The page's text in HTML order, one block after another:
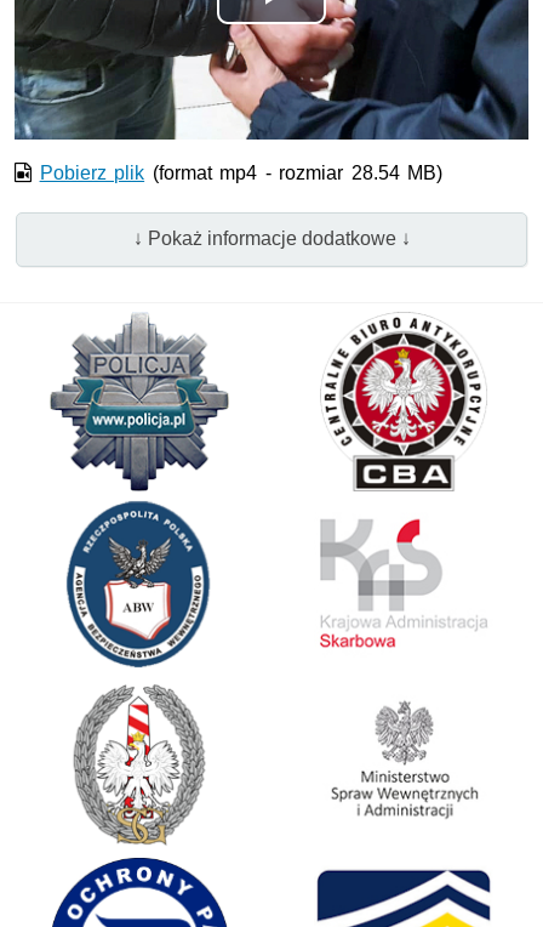
Odtwórz
wideo
Pobierz plik (format mp4 - rozmiar 28.54 MB)
↓ Pokaż informacje dodatkowe ↓